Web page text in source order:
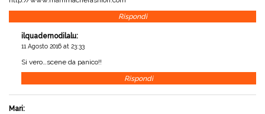
Rispondi
ilquadernodilalu:
11 Agosto 2016 at 23:33
Si vero…scene da panico!!
Rispondi
Mari: